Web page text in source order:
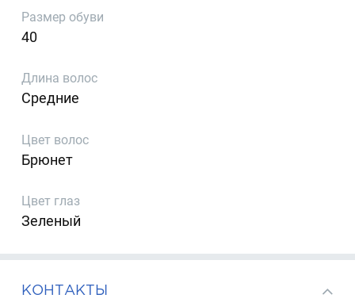
Размер обуви
40
Длина волос
Средние
Цвет волос
Брюнет
Цвет глаз
Зеленый
КОНТАКТЫ